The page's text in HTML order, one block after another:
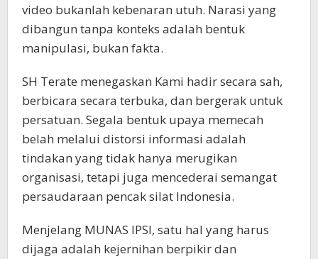
video bukanlah kebenaran utuh. Narasi yang
dibangun tanpa konteks adalah bentuk
manipulasi, bukan fakta.
SH Terate menegaskan Kami hadir secara sah,
berbicara secara terbuka, dan bergerak untuk
persatuan. Segala bentuk upaya memecah
belah melalui distorsi informasi adalah
tindakan yang tidak hanya merugikan
organisasi, tetapi juga mencederai semangat
persaudaraan pencak silat Indonesia.
Menjelang MUNAS IPSI, satu hal yang harus
dijaga adalah kejernihan berpikir dan